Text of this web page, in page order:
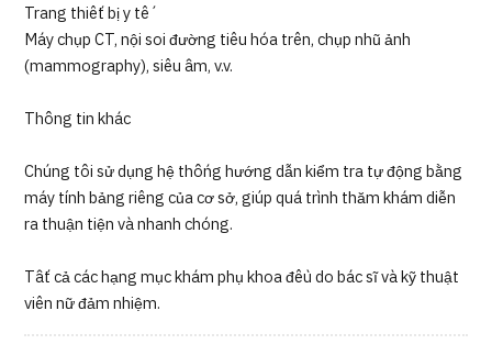
Trang thiết bị y tế
Máy chụp CT, nội soi đường tiêu hóa trên, chụp nhũ ảnh
(mammography), siêu âm, v.v.
Thông tin khác
Chúng tôi sử dụng hệ thống hướng dẫn kiểm tra tự động bằng
máy tính bảng riêng của cơ sở, giúp quá trình thăm khám diễn
ra thuận tiện và nhanh chóng.
Tất cả các hạng mục khám phụ khoa đều do bác sĩ và kỹ thuật
viên nữ đảm nhiệm.